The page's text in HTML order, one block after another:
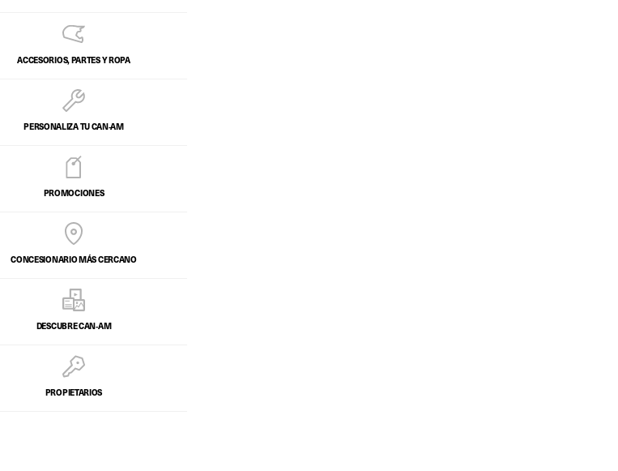
ACCESORIOS, PARTES Y ROPA
PERSONALIZA TU CAN‑AM
PROMOCIONES
CONCESIONARIO MÁS CERCANO
DESCUBRE CAN‑AM
PROPIETARIOS